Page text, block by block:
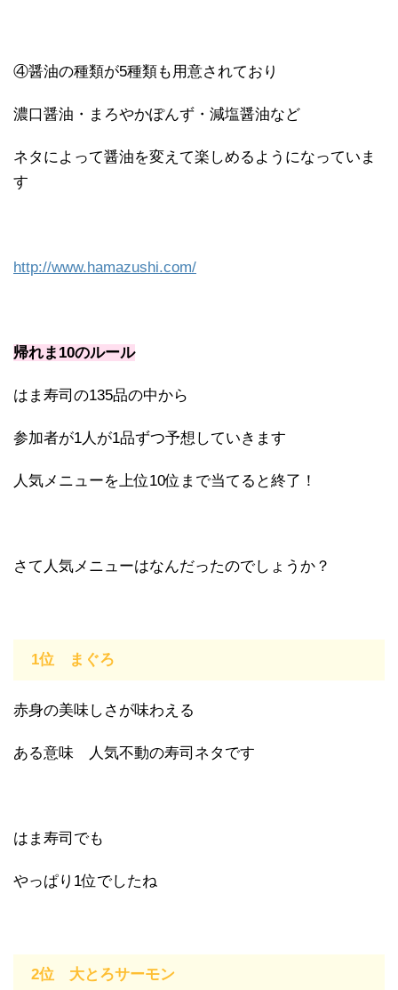
④醤油の種類が5種類も用意されており
濃口醤油・まろやかぽんず・減塩醤油など
ネタによって醤油を変えて楽しめるようになっていま
す
http://www.hamazushi.com/
帰れま10のルール
はま寿司の135品の中から
参加者が1人が1品ずつ予想していきます
人気メニューを上位10位まで当てると終了！
さて人気メニューはなんだったのでしょうか？
1位 まぐろ
赤身の美味しさが味わえる
ある意味 人気不動の寿司ネタです
はま寿司でも
やっぱり1位でしたね
2位 大とろサーモン